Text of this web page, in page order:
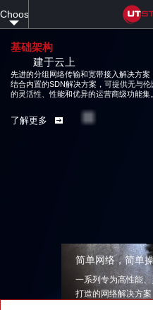
to
content
Choose
your
language
基础架构
建于云上
先进的分组网络传输和宽带接入解决方案
结合内置的SDN解决方案，可提供无与伦
的灵活性、性能和优异的运营商级功能集。
了解更多
简单网络，简单
一系列专为高性能
打造的网络解决方案